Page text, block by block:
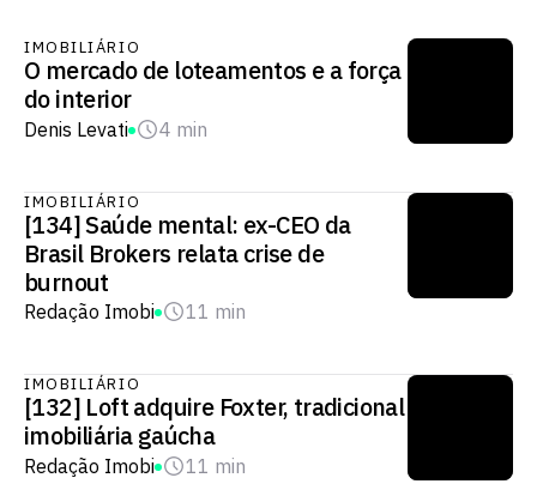
IMOBILIÁRIO
O mercado de loteamentos e a força
do interior
Denis Levati 4 min
IMOBILIÁRIO
[134] Saúde mental: ex-CEO da
Brasil Brokers relata crise de
burnout
Redação Imobi 11 min
IMOBILIÁRIO
[132] Loft adquire Foxter, tradicional
imobiliária gaúcha
Redação Imobi 11 min